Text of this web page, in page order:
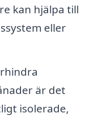
kan hjälpa till
eller
är det
isolerade,